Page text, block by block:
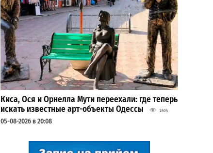
Киса, Ося и Орнелла Мути переехали: где теперь
искать известные арт-объекты Одессы
2404
05-08-2026 в 20:08